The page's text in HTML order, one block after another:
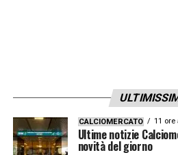
LA PLAYLIST DELLE
CALCIOMERCATO 11 ore
Ultime notizie
novità del giorno